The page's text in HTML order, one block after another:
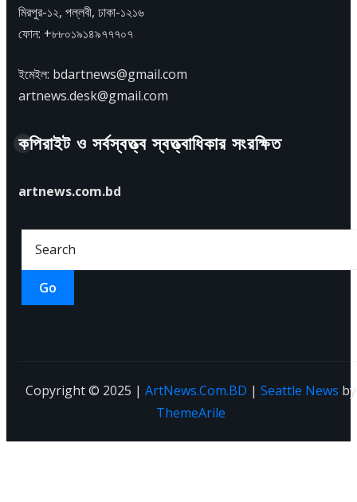
মিরপুর-১২, পল্লবী, ঢাকা-১২১৬
ফোন: +৮৮০১৯১৪৯৭৭৭০৭
ইমেইল: bdartnews@gmail.com
artnews.desk@gmail.com
কপিরাইট ও সর্বস্বত্ত্ব স্বত্ত্বাধিকার সংরক্ষিত
artnews.com.bd
Go
Copyright © 2025 | ArtNews.Com.BD | Seattle News by
ThemeArile